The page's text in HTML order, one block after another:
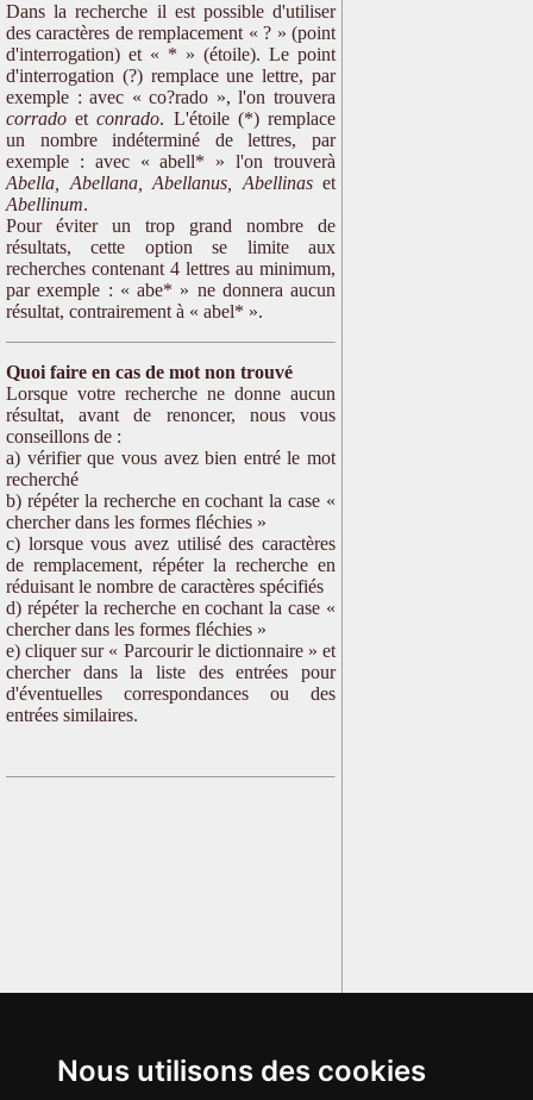
Nous utilisons des cookies
Dans la recherche il est possible d'utiliser
des caractères de remplacement « ? » (point
d'interrogation) et « * » (étoile). Le point
d'interrogation (?) remplace une lettre, par
exemple : avec « co?rado », l'on trouvera
corrado etconrado. L'étoile (*) remplace
un nombre indéterminé de lettres, par
exemple : avec « abell* » l'on trouverà
Abella, Abellana, Abellanus, Abellinaset
Abellinum.
Pour éviter un trop grand nombre de
résultats, cette option se limite aux
recherches contenant 4 lettres au minimum,
par exemple : « abe* » ne donnera aucun
résultat, contrairement à « abel* ».
Quoi faire en cas de mot non trouvé
Lorsque votre recherche ne donne aucun
résultat, avant de renoncer, nous vous
conseillons de :
a) vérifier que vous avez bien entré le mot
recherché
b) répéter la recherche en cochant la case «
chercher dans les formes fléchies »
c) lorsque vous avez utilisé des caractères
de remplacement, répéter la recherche en
réduisant le nombre de caractères spécifiés
d) répéter la recherche en cochant la case «
chercher dans les formes fléchies »
e) cliquer sur « Parcourir le dictionnaire » et
chercher dans la liste des entrées pour
d'éventuelles correspondances ou des
entrées similaires.